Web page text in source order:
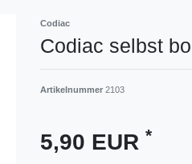
Codiac
Codiac selbst
Artikelnummer 2103
5,90 EUR *